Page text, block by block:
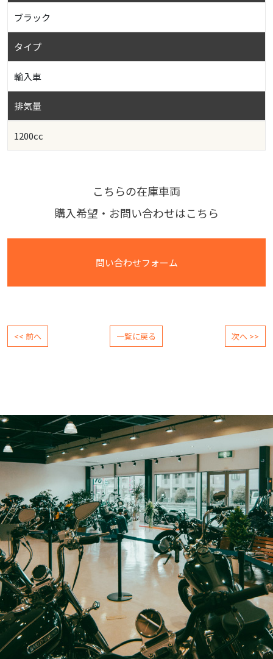
ブラック
タイプ
輸入車
排気量
1200cc
こちらの在庫車両
購入希望・お問い合わせはこちら
問い合わせフォーム
<< 前へ 一覧に戻る 次へ >>